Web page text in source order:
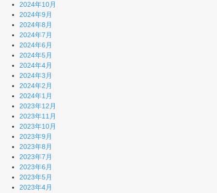
2024年10月
2024年9月
2024年8月
2024年7月
2024年6月
2024年5月
2024年4月
2024年3月
2024年2月
2024年1月
2023年12月
2023年11月
2023年10月
2023年9月
2023年8月
2023年7月
2023年6月
2023年5月
2023年4月